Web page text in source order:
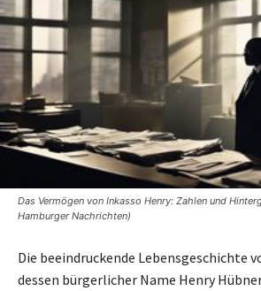
Das Vermögen von Inkasso Henry: Zahlen und
Hamburger Nachrichten)
Die beeindruckende Lebensgeschichte
dessen bürgerlicher Name Henry